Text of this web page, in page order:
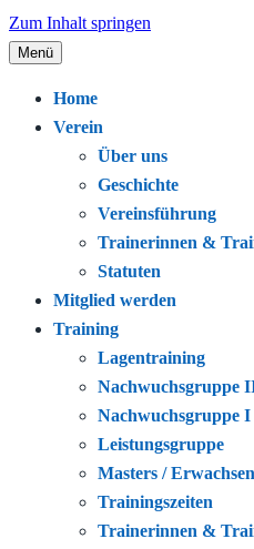
Zum Inhalt springen
Schwimmclub
Leidenschaft.
Menü
Home
Verein
Über uns
Geschichte
Vereinsführung
Trainerinnen &
Statuten
Mitglied werden
Training
Lagentraining
Nachwuchsgruppe
Nachwuchsgruppe I
Leistungsgruppe
Masters /
Trainingszeiten
Trainerinnen &